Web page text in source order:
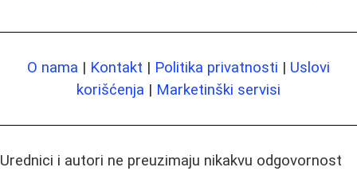
O nama | Kontakt | Politika privatnosti | Uslovi
korišćenja | Marketinški servisi
Urednici i autori ne preuzimaju nikakvu odgovornost